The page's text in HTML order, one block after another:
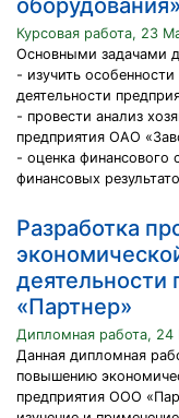
оборудования»
Курсовая работа, 23
Основными задачами
- изучить
деятельности
- провести анализ
предприятия ОАО
- оценка финансового
финансовых
Разработка
«Партнер»
Дипломная работа,
Данная дипломная
повышению
предприятия ООО